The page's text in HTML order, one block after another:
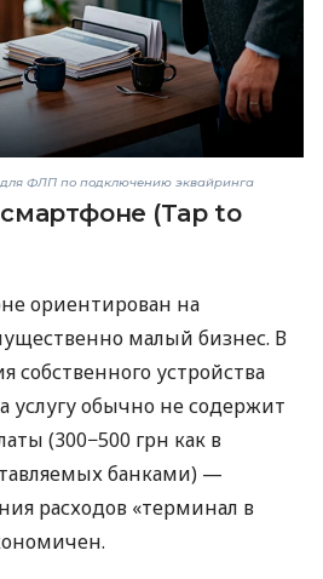
ФЛП по подключению эквайринга
(Tap to
ориентирован на
малый бизнес. В
собственного устройства
услугу обычно не содержит
(300−500 грн как в
банками) —
расходов «терминал в